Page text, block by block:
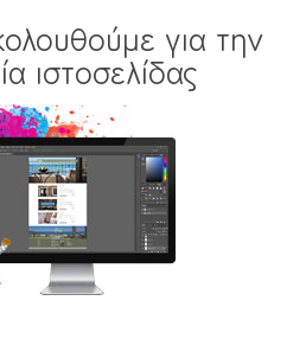
για την
ιστοσελίδας